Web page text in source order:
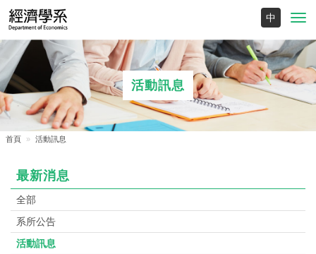
活動訊息
首頁 活動訊息
最新消息
全部
系所公告
活動訊息